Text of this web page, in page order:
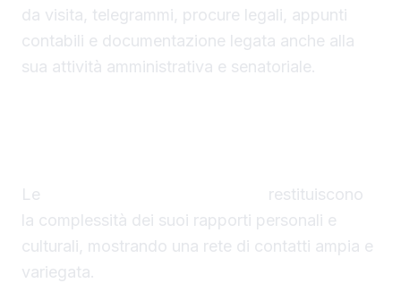
da visita, telegrammi, procure legali, appunti
contabili e documentazione legata anche alla
sua attività amministrativa e senatoriale.
Le
restituiscono
la complessità dei suoi rapporti personali e
culturali, mostrando una rete di contatti ampia e
variegata.